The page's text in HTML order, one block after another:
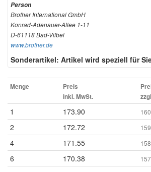
Person
Brother International GmbH
Konrad-Adenauer-Allee 1-11
D-61118 Bad-Vilbel
www.brother.de
Sonderartikel: Artikel wird speziell für
Menge
Preis
inkl. MwSt.
1 173.90
2 172.72
4 171.55
6 170.38